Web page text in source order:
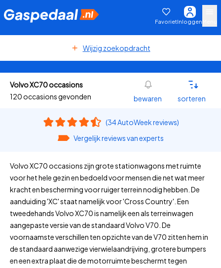
FavorietInloggen
Wijzig zoekopdracht
Volvo XC70 occasions
120 occasions gevonden
bewaren sorteren
(34 AutoWeek reviews)
Vergelijk reviews van experts
Volvo XC70 occasions zijn grote stationwagons met ruimte
voor het hele gezin en bedoeld voor mensen die net wat meer
kracht en bescherming voor ruiger terrein nodig hebben. De
aanduiding 'XC' staat namelijk voor 'Cross Country'. Een
tweedehands Volvo XC70 is namelijk een als terreinwagen
aangepaste versie van de standaard Volvo V70. De
voornaamste verschillen ten opzichte van de V70 zitten hem in
de standaard aanwezige vierwielaandrijving, grotere bumpers
en een extra plaat die de motorruimte beschermt tegen